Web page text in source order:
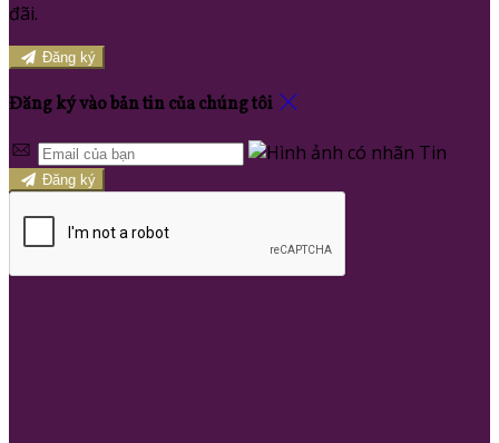
đãi.
Đăng ký
Đăng ký vào bản tin của chúng tôi
Đăng ký